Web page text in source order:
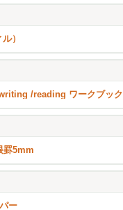
）
/reading ワークブック
5mm
ー